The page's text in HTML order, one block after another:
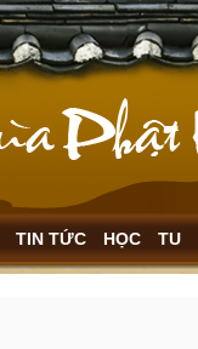
TIN TỨC HỌC TU